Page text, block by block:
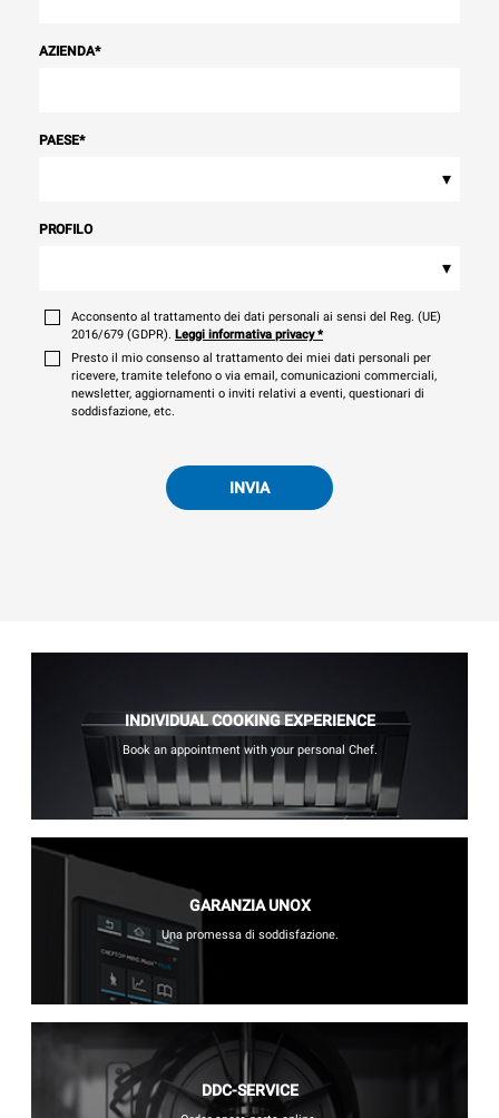
AZIENDA*
PAESE*
▾
PROFILO
▾
Acconsento al trattamento dei dati personali ai sensi del Reg. (UE)
2016/679 (GDPR). Leggi informativa privacy*
Presto il mio consenso al trattamento dei miei dati personali per
ricevere, tramite telefono o via email, comunicazioni commerciali,
newsletter, aggiornamenti o inviti relativi a eventi, questionari di
soddisfazione, etc.
INVIA
INDIVIDUAL COOKING EXPERIENCE
Book an appointment with your personal Chef.
GARANZIA UNOX
Una promessa di soddisfazione.
DDC-SERVICE